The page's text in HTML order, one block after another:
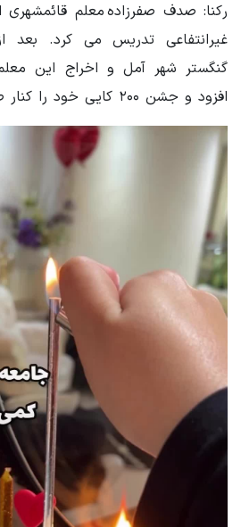
رکنا: صدف صفرزاده معلم
غیرانتفاعی تدریس می کرد. بعد
گنگستر شهر آمل و اخراج این
افزود و جشن ۲۰۰ کایی خود را کنار طرفدارانش گرفت.